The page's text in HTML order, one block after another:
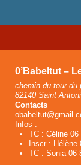
0’Babeltut –
chemin du tour du
82140 Saint
Contacts
Infos :
TC : Céline 06
Inscr : Hélène
TC : Sonia 06